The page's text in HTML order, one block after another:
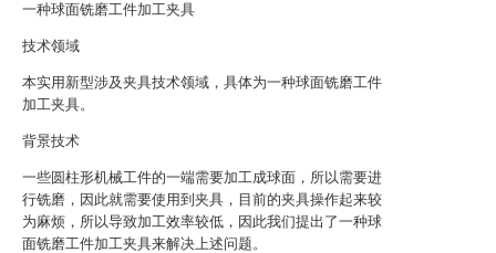
一种球面铣磨工件加工夹具
技术领域
本实用新型涉及夹具技术领域，具体为一种球面铣磨工件
加工夹具。
背景技术
一些圆柱形机械工件的一端需要加工成球面，所以需要进
行铣磨，因此就需要使用到夹具，目前的夹具操作起来较
为麻烦，所以导致加工效率较低，因此我们提出了一种球
面铣磨工件加工夹具来解决上述问题。